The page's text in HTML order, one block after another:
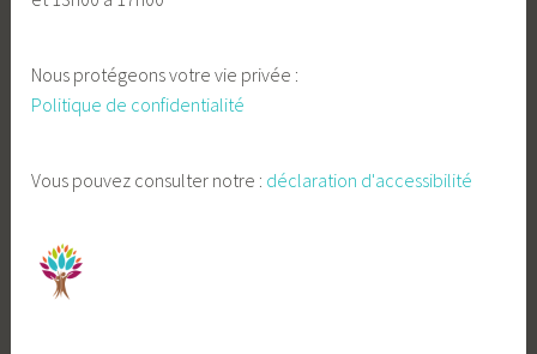
Nous protégeons votre vie privée :
Politique de confidentialité
Vous pouvez consulter notre : déclaration d'accessibilité